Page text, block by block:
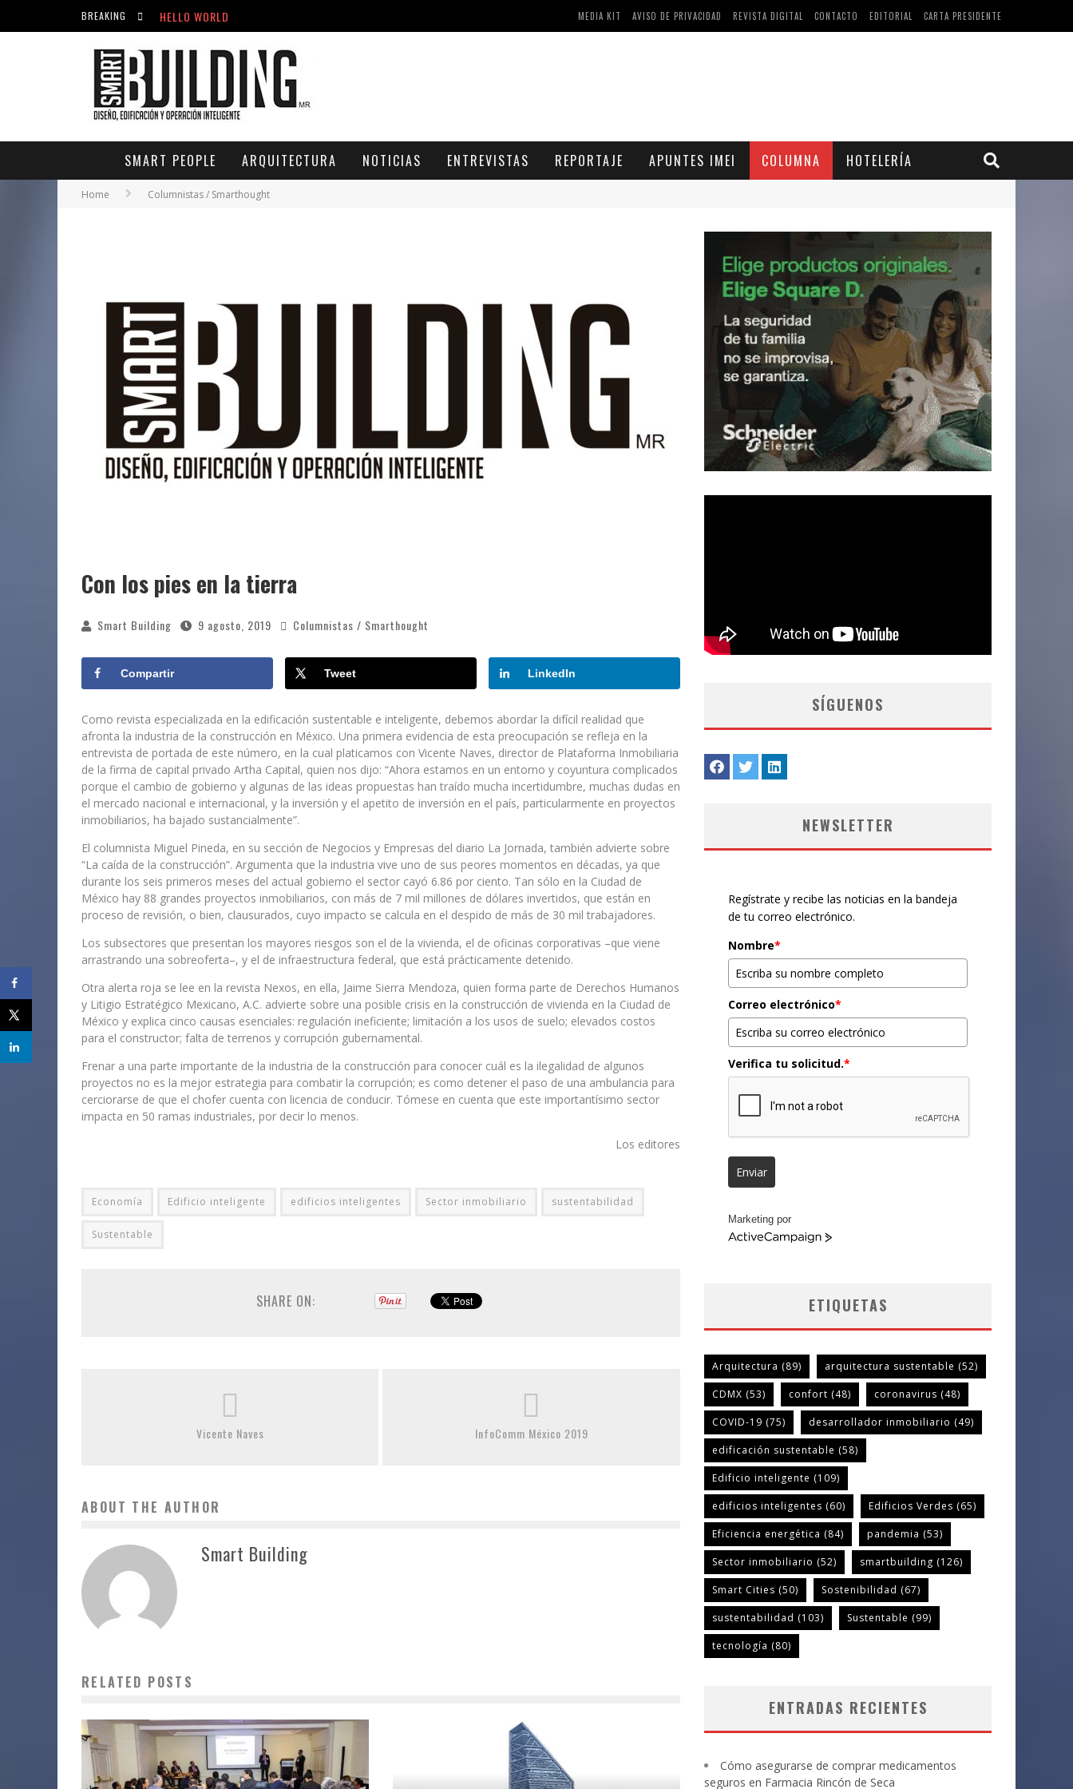
BREAKING
HELLO WORLD
ACICLOVIR EN FARMACIA VIOLÁN: CREMAS Y COMPRIMIDOS DISPONIBLES
CARTA PRESIDENTE
EDITORIAL
CONTACTO
REVISTA DIGITAL
AVISO DE PRIVACIDAD
MEDIA KIT
SMART PEOPLE ARQUITECTURA NOTICIAS ENTREVISTAS REPORTAJE APUNTES IMEI COLUMNA HOTELERÍA
Home Columnistas / Smarthought
Con los pies en la tierra
Smart Building 9 agosto, 2019 Columnistas / Smarthought
Compartir Tweet LinkedIn
Como revista especializada en la edificación sustentable e inteligente, debemos abordar la difícil realidad que
afronta la industria de la construcción en México. Una primera evidencia de esta preocupación se refleja en la
entrevista de portada de este número, en la cual platicamos con Vicente Naves, director de Plataforma Inmobiliaria
de la firma de capital privado Artha Capital, quien nos dijo: “Ahora estamos en un entorno y coyuntura complicados
porque el cambio de gobierno y algunas de las ideas propuestas han traído mucha incertidumbre, muchas dudas en
el mercado nacional e internacional, y la inversión y el apetito de inversión en el país, particularmente en proyectos
inmobiliarios, ha bajado sustancialmente”.
El columnista Miguel Pineda, en su sección de Negocios y Empresas del diario La Jornada, también advierte sobre
“La caída de la construcción”. Argumenta que la industria vive uno de sus peores momentos en décadas, ya que
durante los seis primeros meses del actual gobierno el sector cayó 6.86 por ciento. Tan sólo en la Ciudad de
México hay 88 grandes proyectos inmobiliarios, con más de 7 mil millones de dólares invertidos, que están en
proceso de revisión, o bien, clausurados, cuyo impacto se calcula en el despido de más de 30 mil trabajadores.
Los subsectores que presentan los mayores riesgos son el de la vivienda, el de oficinas corporativas –que viene
arrastrando una sobreoferta–, y el de infraestructura federal, que está prácticamente detenido.
Otra alerta roja se lee en la revista Nexos, en ella, Jaime Sierra Mendoza, quien forma parte de Derechos Humanos
y Litigio Estratégico Mexicano, A.C. advierte sobre una posible crisis en la construcción de vivienda en la Ciudad de
México y explica cinco causas esenciales: regulación ineficiente; limitación a los usos de suelo; elevados costos
para el constructor; falta de terrenos y corrupción gubernamental.
Frenar a una parte importante de la industria de la construcción para conocer cuál es la ilegalidad de algunos
proyectos no es la mejor estrategia para combatir la corrupción; es como detener el paso de una ambulancia para
cerciorarse de que el chofer cuenta con licencia de conducir. Tómese en cuenta que este importantísimo sector
impacta en 50 ramas industriales, por decir lo menos.
Los editores
Economía Edificio inteligente edificios inteligentes Sector inmobiliario sustentabilidad
Sustentable
SHARE ON:
Vicente Naves InfoComm México 2019
ABOUT THE AUTHOR
Smart Building
RELATED POSTS
SÍGUENOS
NEWSLETTER
Regístrate y recibe las noticias en la bandeja
de tu correo electrónico.
Nombre*
Correo electrónico*
Verifica tu solicitud.*
Enviar
Marketing por
ActiveCampaign
ETIQUETAS
Arquitectura (89) arquitectura sustentable (52)
CDMX (53) confort (48) coronavirus (48)
COVID-19 (75) desarrollador inmobiliario (49)
edificación sustentable (58)
Edificio inteligente (109)
edificios inteligentes (60) Edificios Verdes (65)
Eficiencia energética (84) pandemia (53)
Sector inmobiliario (52) smartbuilding (126)
Smart Cities (50) Sostenibilidad (67)
sustentabilidad (103) Sustentable (99)
tecnología (80)
ENTRADAS RECIENTES
Cómo asegurarse de comprar medicamentos
seguros en Farmacia Rincón de Seca